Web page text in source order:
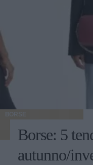
BORSE
Borse: 5
autunno/